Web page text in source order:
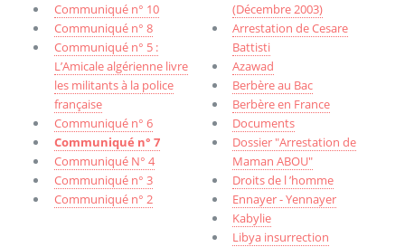
Communiqué n° 10
Communiqué n° 8
Communiqué n° 5 :
L’Amicale algérienne livre
les militants à la police
française
Communiqué n° 6
Communiqué n° 7
Communiqué N° 4
Communiqué n° 3
Communiqué n° 2
(Décembre 2003)
Arrestation de Cesare
Battisti
Azawad
Berbère au Bac
Berbère en France
Documents
Dossier "Arrestation de
Maman ABOU"
Droits de l ’homme
Ennayer - Yennayer
Kabylie
Libya insurrection